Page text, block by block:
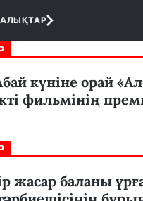
күніне орай
фильмінің
жасар баланы